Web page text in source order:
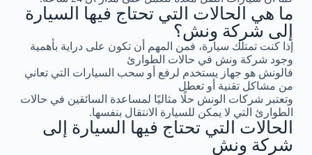
ما هي الحالات التي تحتاج فيها السيارة
إلى شركة ونش؟
إذا كنت تمتلك سيارة، فمن المهم أن تكون على دراية بأهمية
وجود شركة ونش في حالات الطوارئ
فالونش هو جهاز يستخدم لرفع أو سحب السيارات التي تعاني
من مشاكل تقنية أو تعطل
وتعتبر شركات الونش حلًا مثاليًا لمساعدة السائقين في حالات
الطوارئ التي لا يمكن للسيارة الانتقال بنفسها.
الحالات التي تحتاج فيها السيارة إلى
شركة ونش